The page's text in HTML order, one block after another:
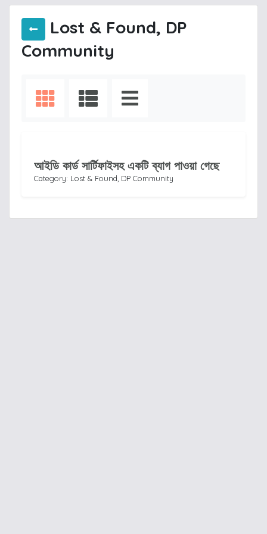
Lost & Found, DP
Community
আইডি কার্ড সার্টিফাইসহ একটি ব্যাগ পাওয়া গেছে
Category: Lost & Found, DP Community